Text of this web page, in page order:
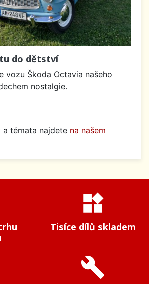
do dětství
vozu Škoda Octavia našeho
nostalgie.
a témata najdete na našem
widgets
Tisíce dílů skladem
build